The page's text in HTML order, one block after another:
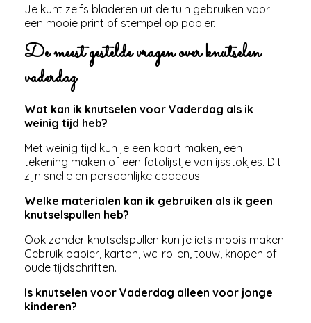
Je kunt zelfs bladeren uit de tuin gebruiken voor
een mooie print of stempel op papier.
De meest gestelde vragen over knutselen
vaderdag
Wat kan ik knutselen voor Vaderdag als ik
weinig tijd heb?
Met weinig tijd kun je een kaart maken, een
tekening maken of een fotolijstje van ijsstokjes. Dit
zijn snelle en persoonlijke cadeaus.
Welke materialen kan ik gebruiken als ik geen
knutselspullen heb?
Ook zonder knutselspullen kun je iets moois maken.
Gebruik papier, karton, wc-rollen, touw, knopen of
oude tijdschriften.
Is knutselen voor Vaderdag alleen voor jonge
kinderen?